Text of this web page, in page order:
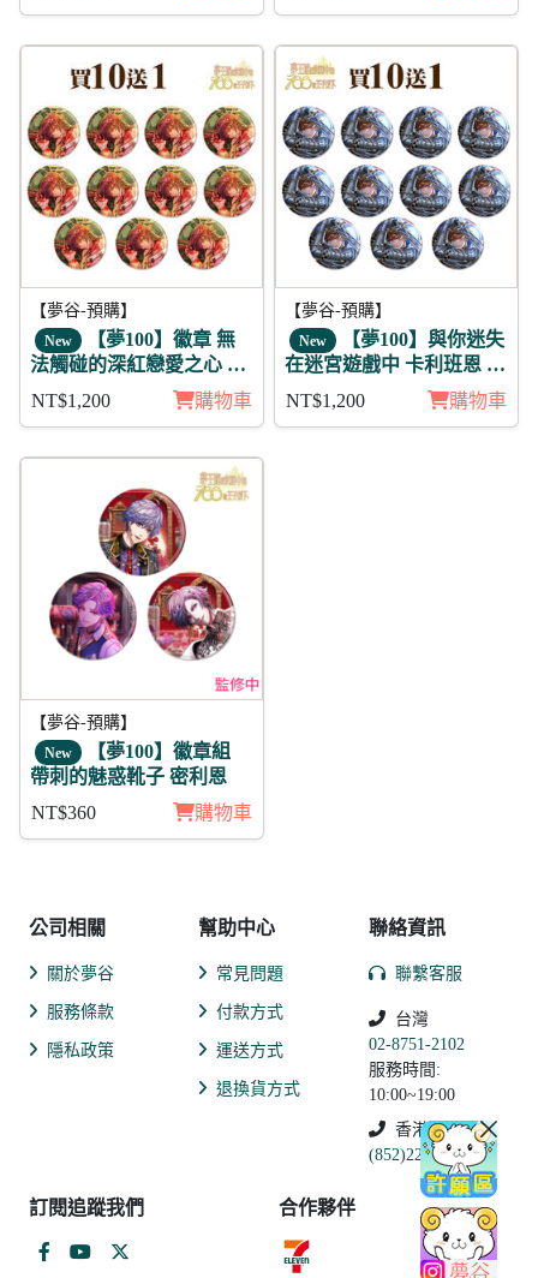
【夢谷-預購】
New 【夢100】徽章 無
法觸碰的深紅戀愛之心 櫻
NT$1,200 購物車
【夢谷-預購】
New 【夢100】與你迷失
在迷宮遊戲中 卡利班恩 日
NT$1,200 購物車
【夢谷-預購】
New 【夢100】徽章組
帶刺的魅惑靴子 密利恩
NT$360
購物車
公司相關
關於夢谷
服務條款
隱私政策
幫助中心
常見問題
付款方式
運送方式
退換貨方式
聯絡資訊
聯繫客服
台灣
02-8751-2102
服務時間:
10:00~19:00
香港
(852)2250-9311
訂閱追蹤我們 合作夥伴